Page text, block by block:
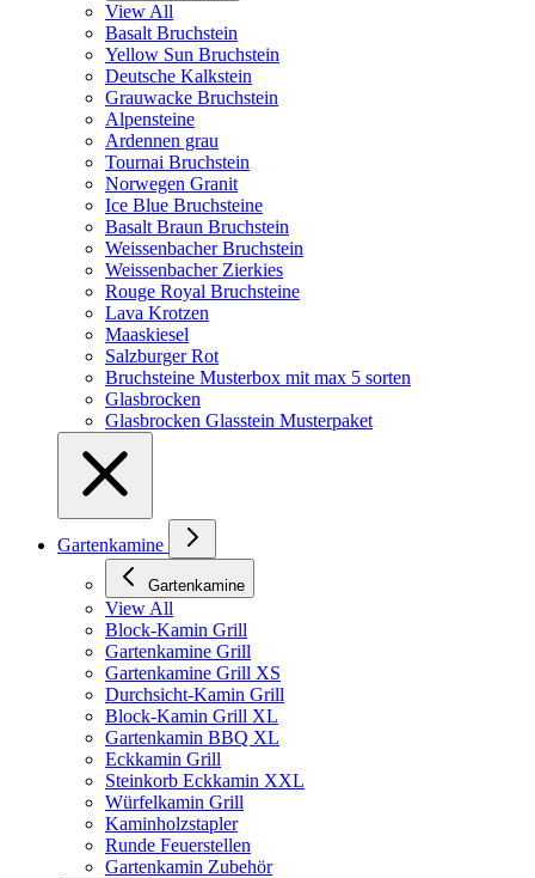
View All
Basalt Bruchstein
Yellow Sun Bruchstein
Deutsche Kalkstein
Grauwacke Bruchstein
Alpensteine
Ardennen grau
Tournai Bruchstein
Norwegen Granit
Ice Blue Bruchsteine
Basalt Braun Bruchstein
Weissenbacher Bruchstein
Weissenbacher Zierkies
Rouge Royal Bruchsteine
Lava Krotzen
Maaskiesel
Salzburger Rot
Bruchsteine Musterbox mit max 5 sorten
Glasbrocken
Glasbrocken Glasstein Musterpaket
Gartenkamine
Gartenkamine
View All
Block-Kamin Grill
Gartenkamine Grill
Gartenkamine Grill XS
Durchsicht-Kamin Grill
Block-Kamin Grill XL
Gartenkamin BBQ XL
Eckkamin Grill
Steinkorb Eckkamin XXL
Würfelkamin Grill
Kaminholzstapler
Runde Feuerstellen
Gartenkamin Zubehör